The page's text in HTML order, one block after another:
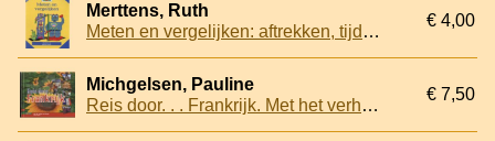
Merttens, Ruth
Meten en vergelijken: aftrekken, tijd, geld en meten
€ 4,00
Michgelsen, Pauline
Reis door. . . Frankrijk. Met het verhaal van Nicolas
€ 7,50